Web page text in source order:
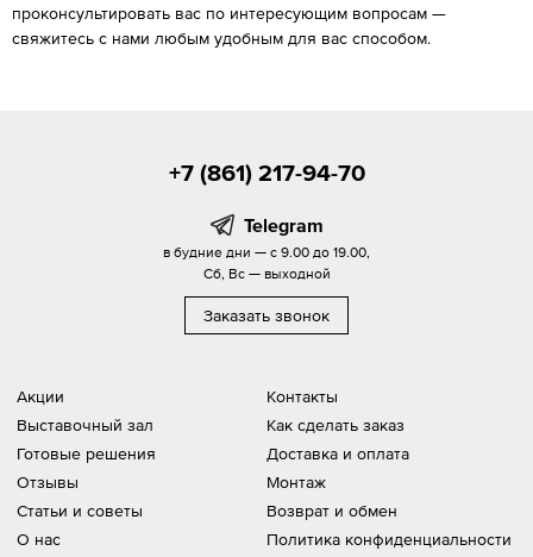
проконсультировать вас по интересующим вопросам —
свяжитесь с нами любым удобным для вас способом.
Акции
Выставочный зал
Готовые решения
Отзывы
Статьи и советы
О нас
Контакты
Как сделать заказ
Доставка и оплата
Монтаж
Возврат и обмен
Политика конфиденциальности
+7 (861) 217-94-70
Telegram
в будние дни — с 9.00 до 19.00,
Сб, Вс — выходной
Заказать звонок